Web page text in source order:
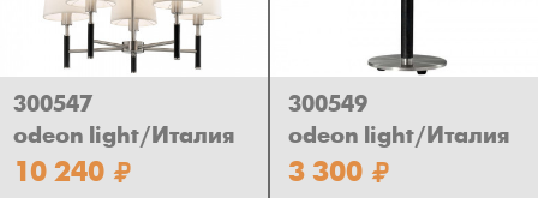
300547
odeon light/Италия
10 240
300549
odeon light/Италия
3 300